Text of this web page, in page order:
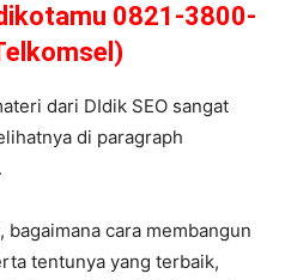
0821-3800-
dari DIdik SEO sangat
di paragraph
bagaimana cara membangun
tentunya yang terbaik,